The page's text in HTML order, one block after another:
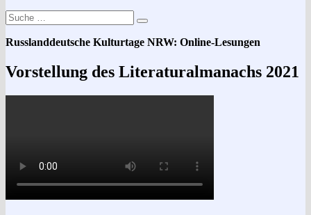
Suche
nach:
Suchen
Russlanddeutsche Kulturtage NRW: Online-Lesungen
Vorstellung des Literaturalmanachs 2021